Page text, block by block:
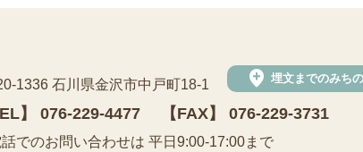
石川県埋蔵文化財センター
1336 石川県金沢市中戸町18-1 add_location 埋文までのみち
】 076-229-4477 【FAX】 076-229-3731
でのお問い合わせは 平日9:00-17:00まで